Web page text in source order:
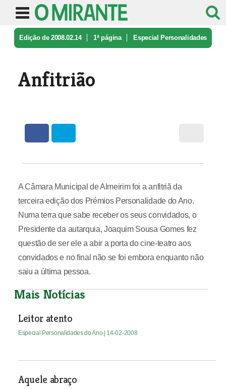
Edição de 2008.02.14 1ª página Especial Personalidades
Anfitrião
A Câmara Municipal de Almeirim foi a anfitriã da
terceira edição dos Prémios Personalidade do Ano.
Numa terra que sabe receber os seus convidados, o
Presidente da autarquia, Joaquim Sousa Gomes fez
questão de ser ele a abir a porta do cine-teatro aos
convidados e no final não se foi embora enquanto não
saiu a última pessoa.
Mais Notícias
Leitor atento
Especial Personalidades do Ano | 14-02-2008
Aquele abraço